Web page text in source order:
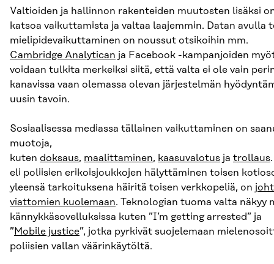
Valtioiden ja hallinnon rakenteiden muutosten lisäksi
katsoa vaikuttamista ja valtaa laajemmin. Datan avulla
mielipidevaikuttaminen on noussut otsikoihin mm.
Cambridge Analytican ja Facebook -kampanjoiden
voidaan tulkita merkeiksi siitä, että valta ei ole vain
kanavissa vaan olemassa olevan järjestelmän
uusin tavoin.
Sosiaalisessa mediassa tällainen vaikuttaminen on
muotoja,
kuten doksaus, maalittaminen, kaasuvalotus ja trollaus
eli poliisien erikoisjoukkojen hälyttäminen toisen
yleensä tarkoituksena häiritä toisen verkkopeliä, on
viattomien kuolemaan. Teknologian tuoma valta näkyy
kännykkäsovelluksissa kuten ”I’m getting arrested” ja
” Mobile justice”, jotka pyrkivät suojelemaan
poliisien vallan väärinkäytöltä.